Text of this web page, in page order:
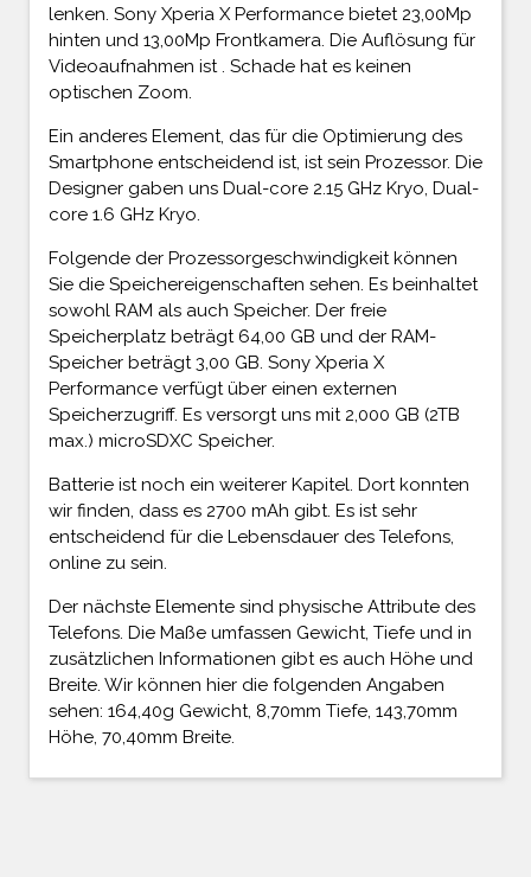
lenken. Sony Xperia X Performance bietet 23,00Mp
hinten und 13,00Mp Frontkamera. Die Auflösung für
Videoaufnahmen ist . Schade hat es keinen
optischen Zoom.
Ein anderes Element, das für die Optimierung des
Smartphone entscheidend ist, ist sein Prozessor. Die
Designer gaben uns Dual-core 2.15 GHz Kryo, Dual-
core 1.6 GHz Kryo.
Folgende der Prozessorgeschwindigkeit können
Sie die Speichereigenschaften sehen. Es beinhaltet
sowohl RAM als auch Speicher. Der freie
Speicherplatz beträgt 64,00 GB und der RAM-
Speicher beträgt 3,00 GB. Sony Xperia X
Performance verfügt über einen externen
Speicherzugriff. Es versorgt uns mit 2,000 GB (2TB
max.) microSDXC Speicher.
Batterie ist noch ein weiterer Kapitel. Dort konnten
wir finden, dass es 2700 mAh gibt. Es ist sehr
entscheidend für die Lebensdauer des Telefons,
online zu sein.
Der nächste Elemente sind physische Attribute des
Telefons. Die Maße umfassen Gewicht, Tiefe und in
zusätzlichen Informationen gibt es auch Höhe und
Breite. Wir können hier die folgenden Angaben
sehen: 164,40g Gewicht, 8,70mm Tiefe, 143,70mm
Höhe, 70,40mm Breite.